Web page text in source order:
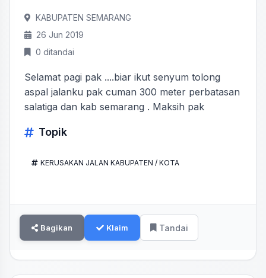
KABUPATEN SEMARANG
26 Jun 2019
0 ditandai
Selamat pagi pak ....biar ikut senyum tolong
aspal jalanku pak cuman 300 meter perbatasan
salatiga dan kab semarang . Maksih pak
Topik
KERUSAKAN JALAN KABUPATEN / KOTA
Bagikan Klaim Tandai